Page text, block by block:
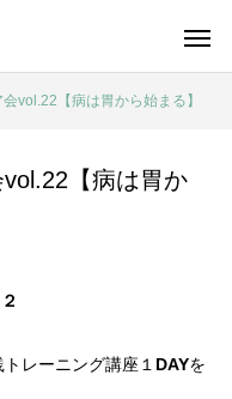
vol.22【病は胃から始まる】
【病は胃か
レーニング講座１DAYを